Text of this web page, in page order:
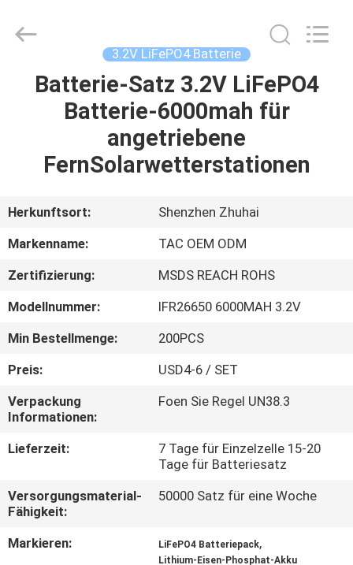
HAUS
PRODUKTE
ÜBER
FABRIK-
AUSFLUG
QUALITÄTSKONTROLLE
TRETEN
MIT
UNS
IN
Energy
Technology
3.2V LiFePO4 Batterie
Batterie-Satz 3.2V LiFePO4
Batterie-6000mah für
angetriebene
FernSolarwetterstationen
Herkunftsort:
Shenzhen Zhuhai
Markenname:
TAC OEM ODM
Zertifizierung:
MSDS REACH ROHS
Modellnummer:
IFR26650 6000MAH 3.2V
Min Bestellmenge:
200PCS
Preis:
USD4-6 / SET
Verpackung
Informationen:
Foen Sie Regel UN38.3
Lieferzeit:
7 Tage für Einzelzelle 15-20
Tage für Batteriesatz
Versorgungsmaterial-
Fähigkeit:
50000 Satz für eine Woche
Markieren: LiFePO4 Batteriepack,
Lithium-Eisen-Phosphat-Akku